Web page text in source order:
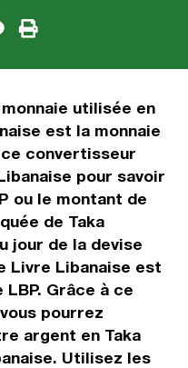
utilisée en
est la monnaie
convertisseur
pour savoir
ou le montant de
de Taka
jour de la devise
Livre Libanaise est
Grâce à ce
pourrez
argent en Taka
Utilisez les